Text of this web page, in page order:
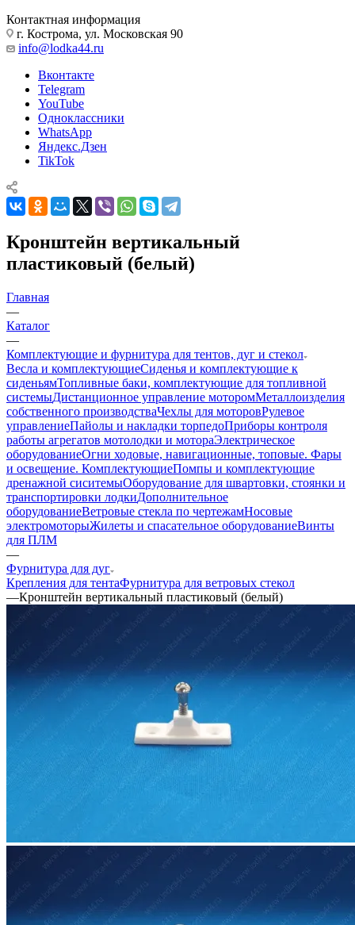
Контактная информация
г. Кострома, ул. Московская 90
info@lodka44.ru
Вконтакте
Telegram
YouTube
Одноклассники
WhatsApp
Яндекс.Дзен
TikTok
Кронштейн вертикальный
пластиковый (белый)
Главная
—
Каталог
—
Комплектующие и фурнитура для тентов, дуг и стекол
Весла и комплектующиеСиденья и комплектующие к
сиденьямТопливные баки, комплектующие для топливной
системыДистанционное управление моторомМеталлоизделия
собственного производстваЧехлы для моторовРулевое
управлениеПайолы и накладки торпедоПриборы контроля
работы агрегатов мотолодки и мотораЭлектрическое
оборудованиеОгни ходовые, навигационные, топовые. Фары
и освещение. КомплектующиеПомпы и комплектующие
дренажной сиситемыОборудование для швартовки, стоянки и
транспортировки лодкиДополнительное
оборудованиеВетровые стекла по чертежамНосовые
электромоторыЖилеты и спасательное оборудованиеВинты
для ПЛМ
—
Фурнитура для дуг
Крепления для тентаФурнитура для ветровых стекол
—Кронштейн вертикальный пластиковый (белый)